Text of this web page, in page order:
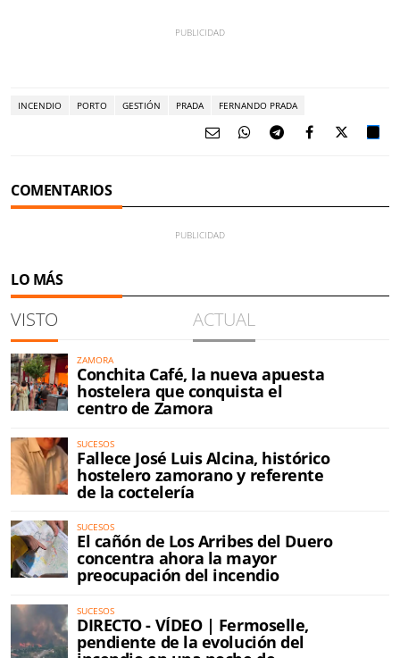
INCENDIO PORTO GESTIÓN PRADA FERNANDO PRADA
COMENTARIOS
LO MÁS
VISTO ACTUAL
ZAMORA
Conchita Café, la nueva apuesta
hostelera que conquista el
centro de Zamora
SUCESOS
Fallece José Luis Alcina, histórico
hostelero zamorano y referente
de la coctelería
SUCESOS
El cañón de Los Arribes del Duero
concentra ahora la mayor
preocupación del incendio
SUCESOS
DIRECTO - VÍDEO | Fermoselle,
pendiente de la evolución del